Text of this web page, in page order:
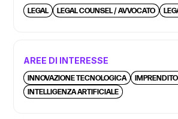
LEGAL LEGAL COUNSEL / AVVOCATO
AREE DI INTERESSE
INNOVAZIONE TECNOLOGICA
INTELLIGENZA ARTIFICIALE